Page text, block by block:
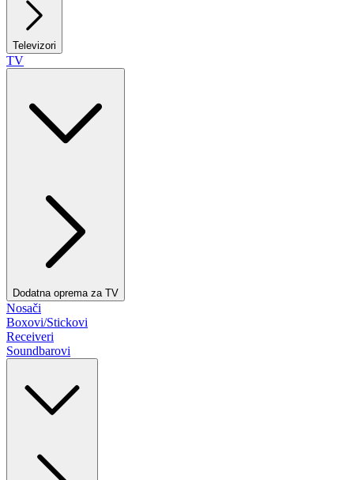
Televizori
TV
Dodatna oprema za TV
Nosači
Boxovi/Stickovi
Receiveri
Soundbarovi